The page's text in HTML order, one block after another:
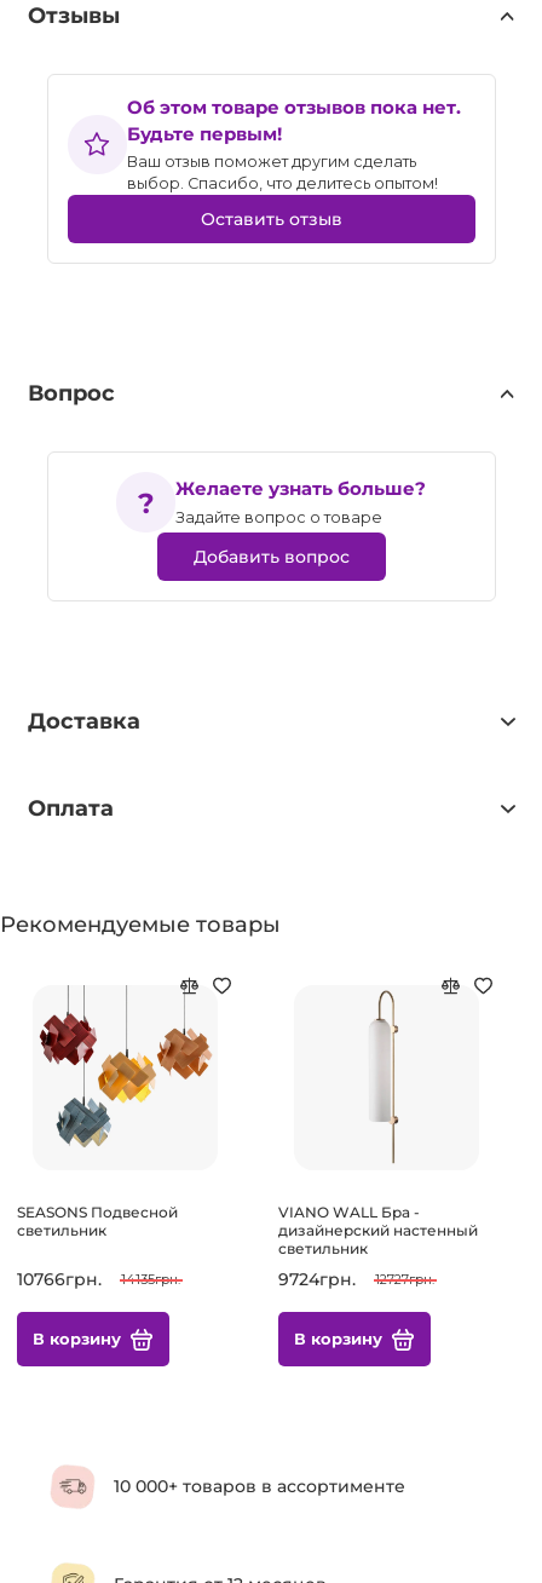
Отзывы
Об этом товаре отзывов пока нет.
Будьте первым!
Ваш отзыв поможет другим сделать
выбор. Спасибо, что делитесь опытом!
Оставить отзыв
Вопрос
Желаете узнать больше?
Задайте вопрос о товаре
Добавить вопрос
Доставка
Оплата
Рекомендуемые товары
SEASONS Подвесной
светильник
10766грн. 14135грн.
В корзину
VIANO WALL Бра -
дизайнерский настенный
светильник
9724грн. 12727грн.
В корзину
10 000+ товаров в ассортименте